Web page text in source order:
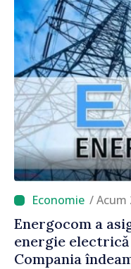
/
Energocom a
energie
Compania